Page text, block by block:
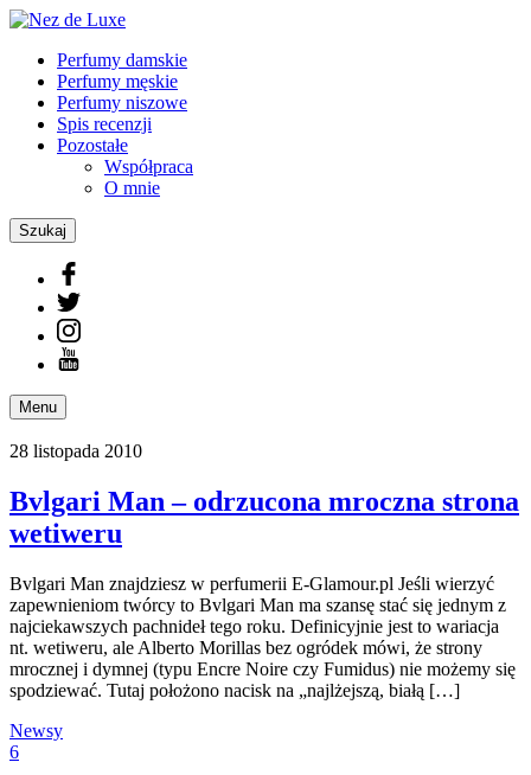
Perfumy damskie
Perfumy męskie
Perfumy niszowe
Spis recenzji
Pozostałe
Współpraca
O mnie
Szukaj
Menu
28 listopada 2010
Bvlgari Man – odrzucona mroczna strona
wetiweru
Bvlgari Man znajdziesz w perfumerii E-Glamour.pl Jeśli wierzyć
zapewnieniom twórcy to Bvlgari Man ma szansę stać się jednym z
najciekawszych pachnideł tego roku. Definicyjnie jest to wariacja
nt. wetiweru, ale Alberto Morillas bez ogródek mówi, że strony
mrocznej i dymnej (typu Encre Noire czy Fumidus) nie możemy się
spodziewać. Tutaj położono nacisk na „najlżejszą, białą […]
Newsy
6